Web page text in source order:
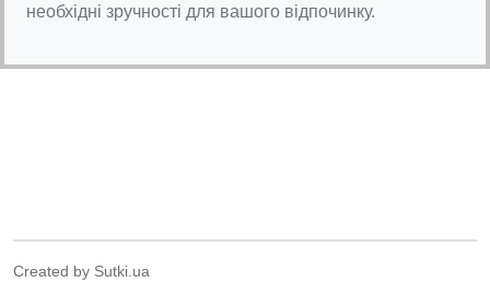
необхідні зручності для вашого відпочинку.
Created by Sutki.ua